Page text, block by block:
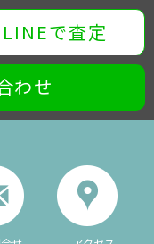
LINEで査定
わせ